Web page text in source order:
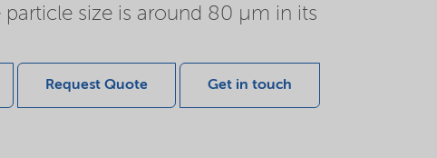
size is around 80 µm in its
Request Quote Get in touch